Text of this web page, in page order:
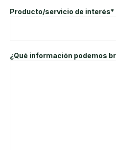
Producto/servicio de interés*
¿Qué información podemos